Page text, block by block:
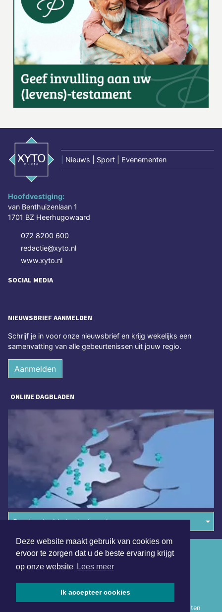
Deze website maakt gebruik van cookies om
ervoor te zorgen dat u de beste ervaring krijgt
op onze website Lees meer
Ik accepteer cookies
Nieuws | Sport | Evenementen
Hoofdvestiging:
van Benthuizenlaan 1
1701 BZ Heerhugowaard
072 8200 600
redactie@xyto.nl
www.xyto.nl
SOCIAL MEDIA
NIEUWSBRIEF AANMELDEN
Schrijf je in voor onze nieuwsbrief en krijg wekelijks een
samenvatting van alle gebeurtenissen uit jouw regio.
Aanmelden
ONLINE DAGBLADEN
Overige dagbladen in de regio
Copyright (c) 2026 | Heerhugowaardsdagblad.nl - Alle rechten
Algemene voorwaarden
Disclaimer